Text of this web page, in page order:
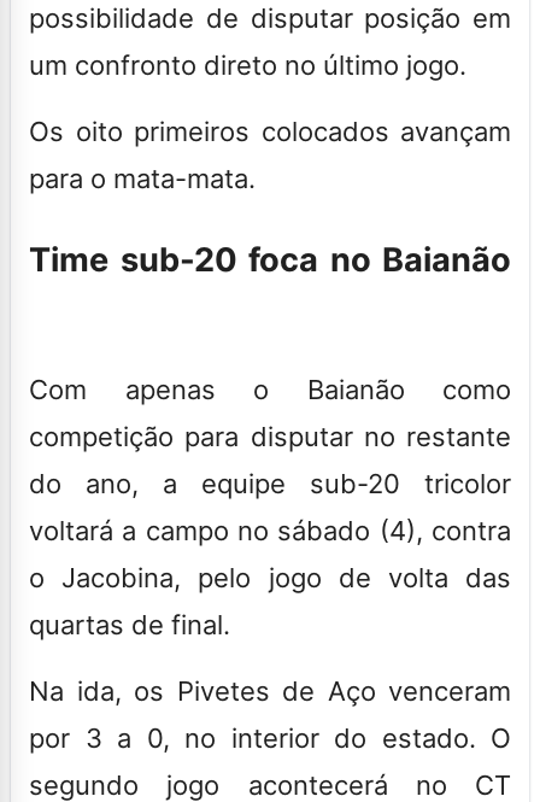
possibilidade de disputar posição em
um confronto direto no último jogo.
Os oito primeiros colocados avançam
para o mata-mata.
Time sub-20 foca no Baianão
Com apenas o Baianão como
competição para disputar no restante
do ano, a equipe sub-20 tricolor
voltará a campo no sábado (4), contra
o Jacobina, pelo jogo de volta das
quartas de final.
Na ida, os Pivetes de Aço venceram
por 3 a 0, no interior do estado. O
segundo jogo acontecerá no CT